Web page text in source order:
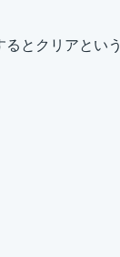
とクリアという